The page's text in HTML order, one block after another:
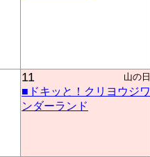
11 山の日
■ドキッと！クリヨウジワ
ンダーランド